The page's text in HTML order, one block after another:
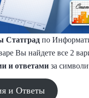
Статград по
Вы найдете все 2
и ответами за
и Ответы